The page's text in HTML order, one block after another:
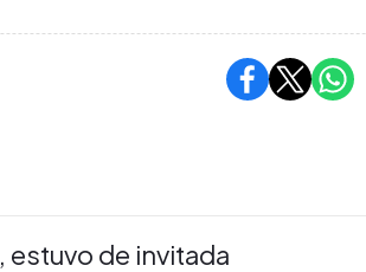
, estuvo de invitada